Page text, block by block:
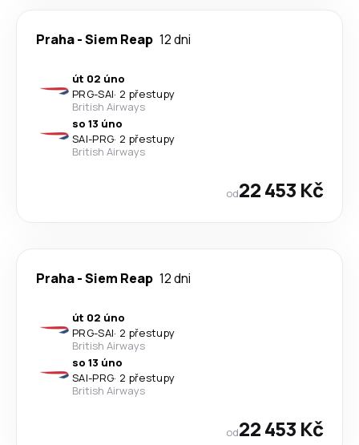
Praha-Siem Reap 12 dni
út 02 úno
PRG-SAI· 2 přestupy
British Airways
so 13 úno
SAI-PRG· 2 přestupy
British Airways
od22 453 Kč
Praha-Siem Reap 12 dni
út 02 úno
PRG-SAI· 2 přestupy
British Airways
so 13 úno
SAI-PRG· 2 přestupy
British Airways
od22 453 Kč